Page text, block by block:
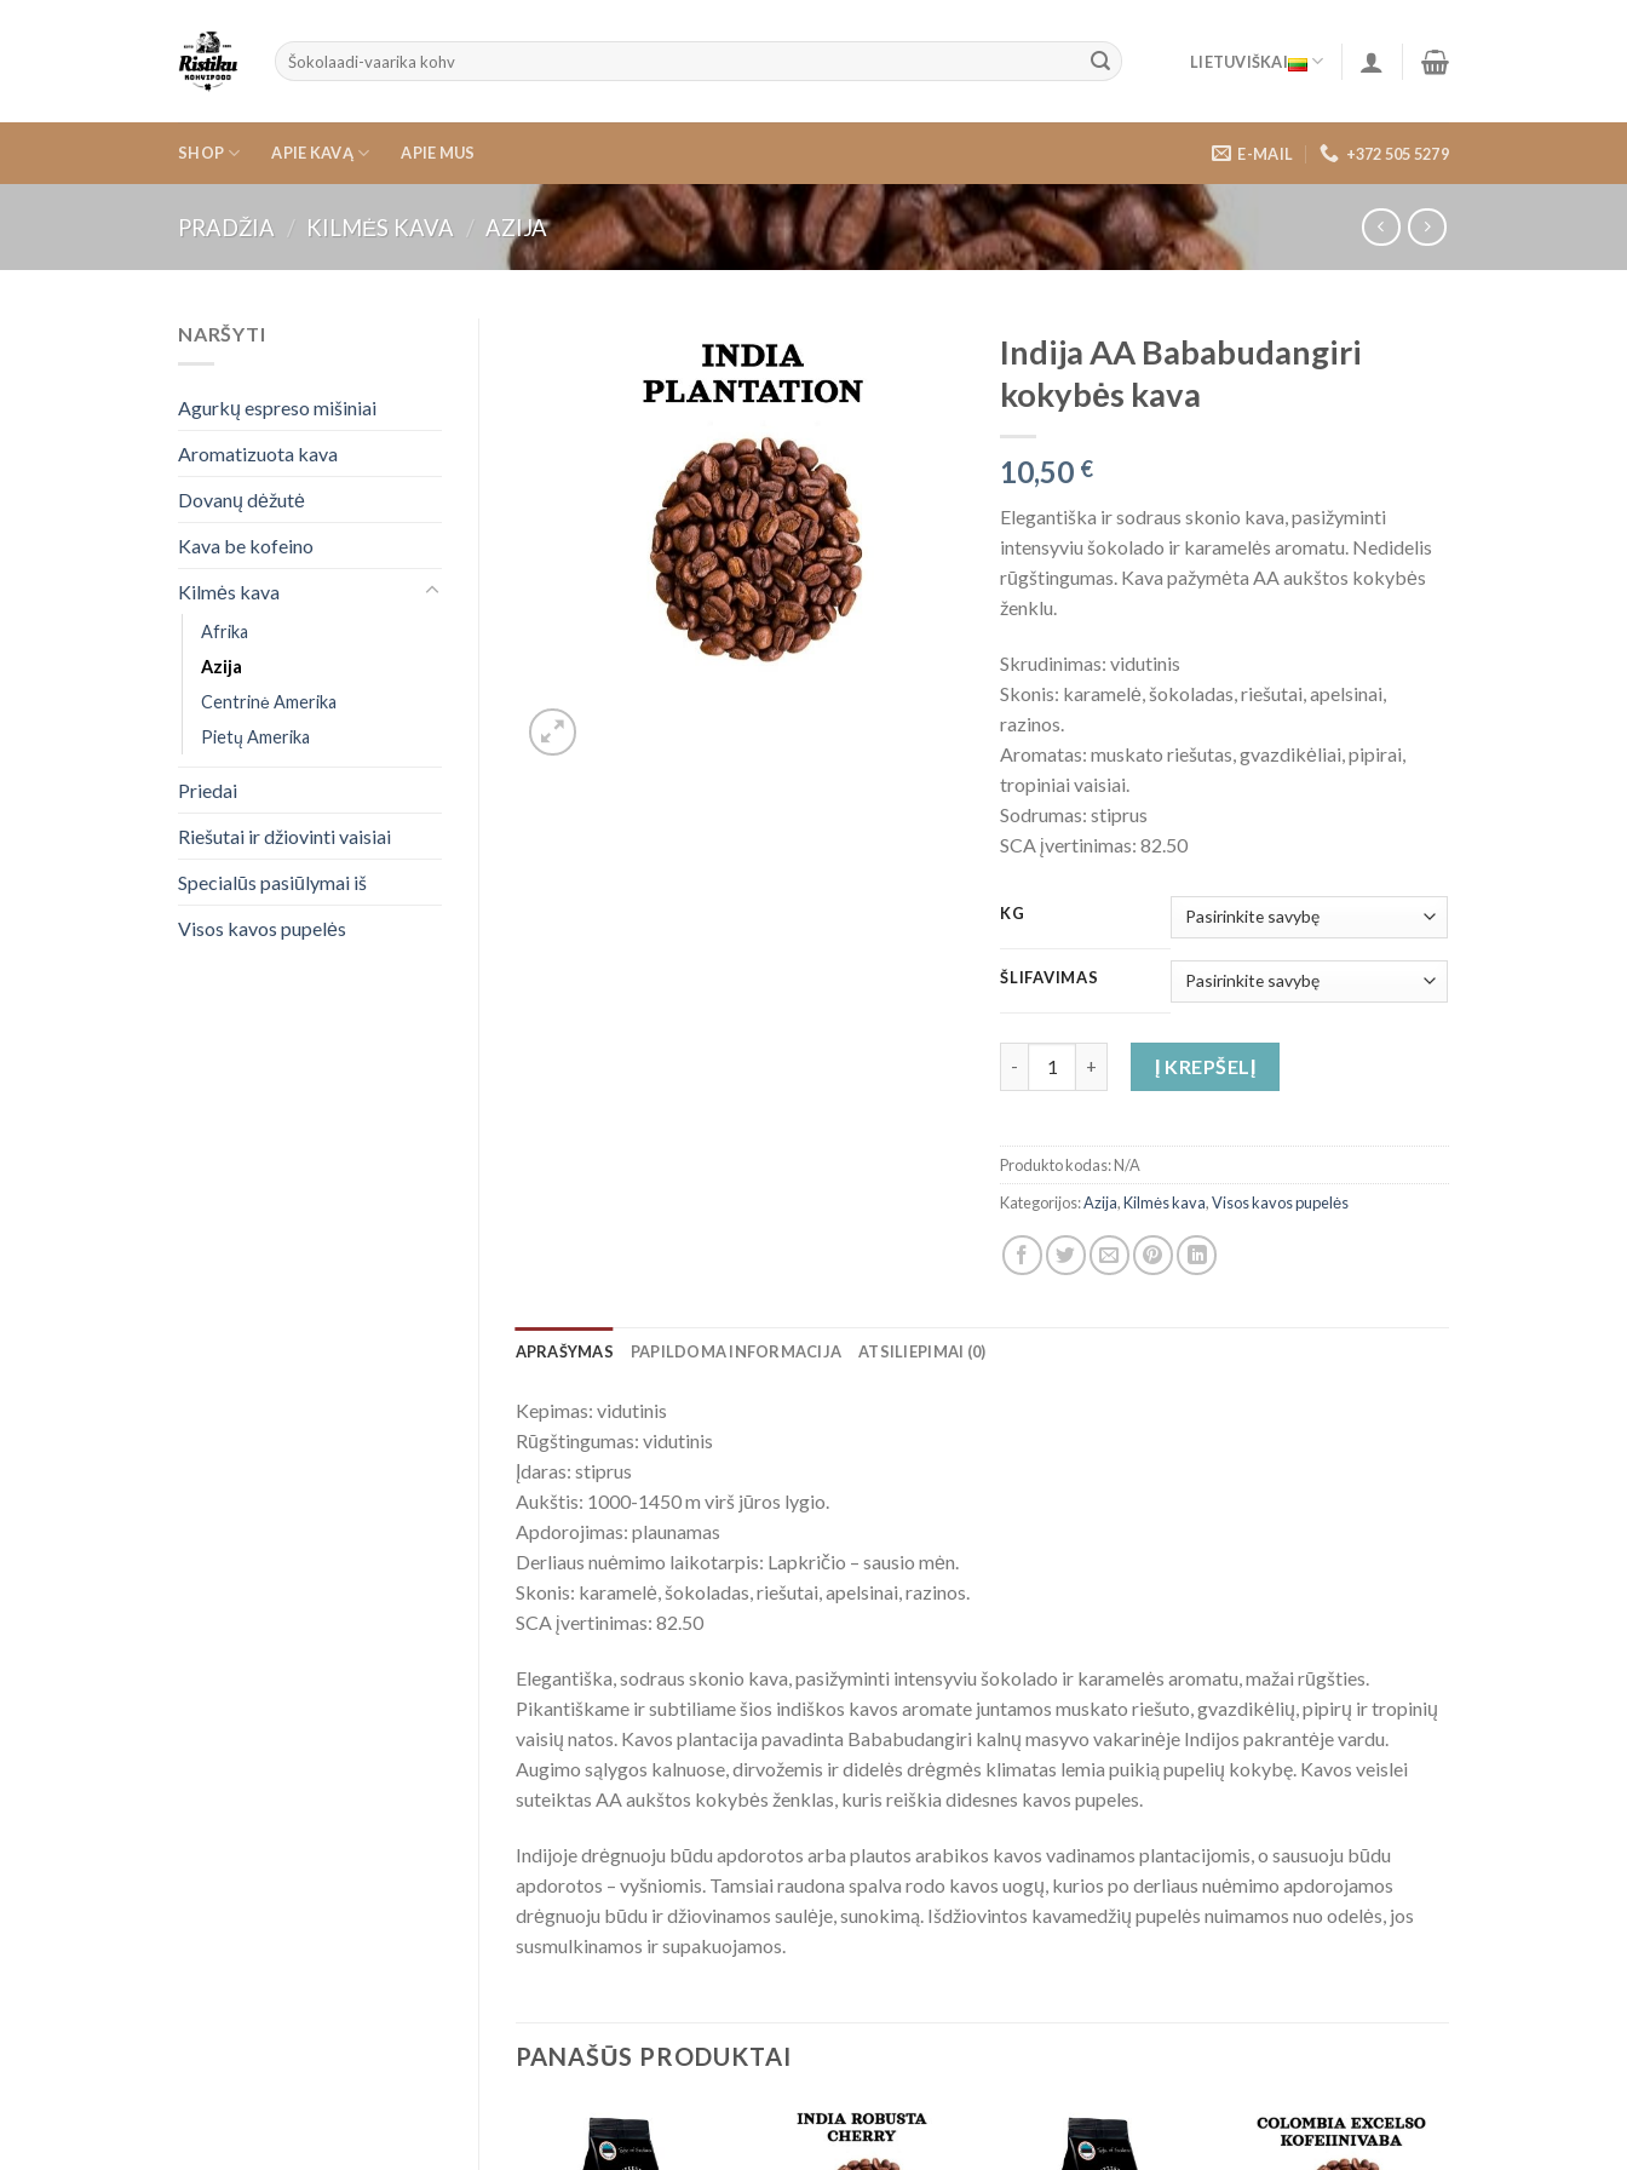
Ieškoti:
LIETUVIŠKAI
SHOP APIE KAVĄ APIE MUS E-MAIL +372 505 5279
PRADŽIA / KILMĖS KAVA / AZIJA
NARŠYTI
Agurkų espreso mišiniai
Aromatizuota kava
Dovanų dėžutė
Kava be kofeino
Kilmės kava
Afrika
Azija
Centrinė Amerika
Pietų Amerika
Priedai
Riešutai ir džiovinti vaisiai
Specialūs pasiūlymai iš
Visos kavos pupelės
Indija AA Bababudangiri
kokybės kava
10,50 €
Elegantiška ir sodraus skonio kava, pasižyminti
intensyviu šokolado ir karamelės aromatu. Nedidelis
rūgštingumas. Kava pažymėta AA aukštos kokybės
ženklu.
Skrudinimas: vidutinis
Skonis: karamelė, šokoladas, riešutai, apelsinai,
razinos.
Aromatas: muskato riešutas, gvazdikėliai, pipirai,
tropiniai vaisiai.
Sodrumas: stiprus
SCA įvertinimas: 82.50
KG
ŠLIFAVIMAS
produkto kiekis: Indija AA Bababudangiri kokybės kava
Į KREPŠELĮ
Produkto kodas:N/A
Kategorijos:Azija,Kilmės kava,Visos kavos pupelės
APRAŠYMAS PAPILDOMA INFORMACIJA ATSILIEPIMAI (0)
Kepimas: vidutinis
Rūgštingumas: vidutinis
Įdaras: stiprus
Aukštis: 1000-1450 m virš jūros lygio.
Apdorojimas: plaunamas
Derliaus nuėmimo laikotarpis: Lapkričio – sausio mėn.
Skonis: karamelė, šokoladas, riešutai, apelsinai, razinos.
SCA įvertinimas: 82.50
Elegantiška, sodraus skonio kava, pasižyminti intensyviu šokolado ir karamelės aromatu, mažai rūgšties.
Pikantiškame ir subtiliame šios indiškos kavos aromate juntamos muskato riešuto, gvazdikėlių, pipirų ir tropinių
vaisių natos. Kavos plantacija pavadinta Bababudangiri kalnų masyvo vakarinėje Indijos pakrantėje vardu.
Augimo sąlygos kalnuose, dirvožemis ir didelės drėgmės klimatas lemia puikią pupelių kokybę. Kavos veislei
suteiktas AA aukštos kokybės ženklas, kuris reiškia didesnes kavos pupeles.
Indijoje drėgnuoju būdu apdorotos arba plautos arabikos kavos vadinamos plantacijomis, o sausuoju būdu
apdorotos – vyšniomis. Tamsiai raudona spalva rodo kavos uogų, kurios po derliaus nuėmimo apdorojamos
drėgnuoju būdu ir džiovinamos saulėje, sunokimą. Išdžiovintos kavamedžių pupelės nuimamos nuo odelės, jos
susmulkinamos ir supakuojamos.
PANAŠŪS PRODUKTAI